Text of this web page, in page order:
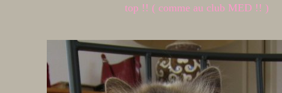
top !! ( comme au club MED !! )